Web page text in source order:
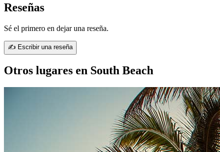
Reseñas
Sé el primero en dejar una reseña.
✍ Escribir una reseña
Otros lugares en South Beach